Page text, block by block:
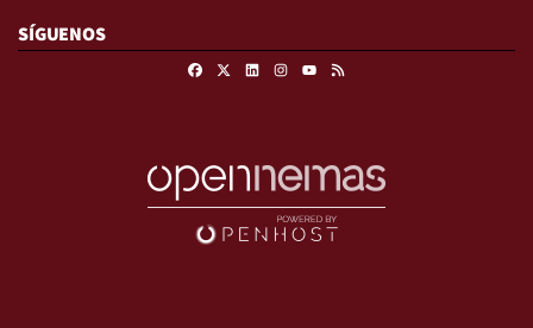
SÍGUENOS
FacebookLinkedinInstagram